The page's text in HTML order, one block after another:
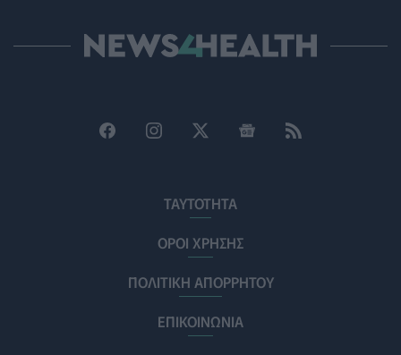
Νέα μελέτη: Η μοναξιά και οι επιπτώσεις της στην
05/08/2026 - 17:39
Χαμηλά τα ποσοστά αποκλειστικού θηλασμού μέχρι
05/08/2026 - 17:14
ΠΟΕΡΓΙ: Η πρόληψη δεν μπορεί να χρηματοδοτείται
ΤΑΥΤΟΤΗΤΑ
ΟΡΟΙ ΧΡΗΣΗΣ
ΠΟΛΙΤΙΚΗ ΑΠΟΡΡΗΤΟΥ
ΕΠΙΚΟΙΝΩΝΙΑ